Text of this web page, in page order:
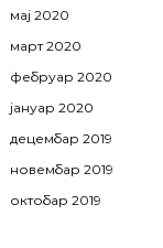
мај 2020
март 2020
фебруар 2020
јануар 2020
децембар 2019
новембар 2019
октобар 2019